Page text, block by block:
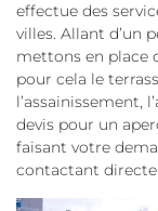
effectue des
villes. Allant d’un
mettons en place
pour cela le
l’assainissement,
devis pour un
faisant votre
contactant